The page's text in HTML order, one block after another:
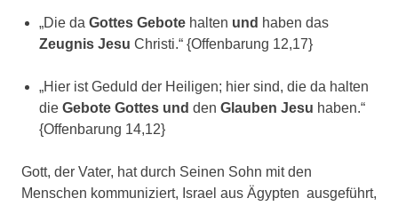
„Die da Gottes Gebote halten und haben das
Zeugnis Jesu Christi.“ {Offenbarung 12,17}
„Hier ist Geduld der Heiligen; hier sind, die da halten
die Gebote Gottes und den Glauben Jesu haben.“
{Offenbarung 14,12}
Gott, der Vater, hat durch Seinen Sohn mit den
Menschen kommuniziert, Israel aus Ägypten ausgeführt,